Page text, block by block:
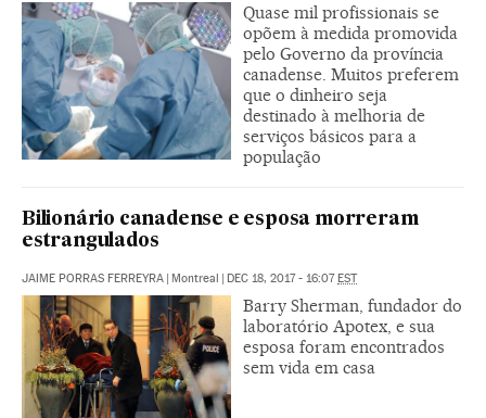
Quase mil profissionais se
opõem à medida promovida
pelo Governo da província
canadense. Muitos preferem
que o dinheiro seja
destinado à melhoria de
serviços básicos para a
população
Bilionário canadense e esposa morreram
estrangulados
JAIME PORRAS FERREYRA | Montreal | DEC 18, 2017 - 16:07EST
Barry Sherman, fundador do
laboratório Apotex, e sua
esposa foram encontrados
sem vida em casa